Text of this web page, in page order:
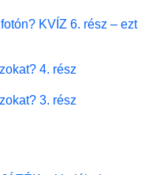
KVÍZ 6. rész – ezt
4. rész
3. rész